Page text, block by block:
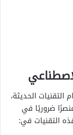
الحديثة،
ضروريًا في
التقنيات في: